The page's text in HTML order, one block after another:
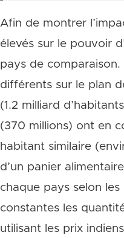
Afin de montrer
élevés sur le pouvoir
pays de comparaison.
différents sur le plan
(1.2 milliard
(370 millions) ont en
habitant similaire
d’un panier
chaque pays selon
constantes les
utilisant les prix